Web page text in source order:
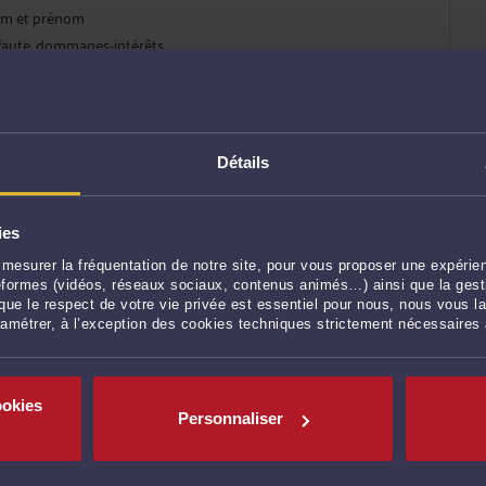
Détails
la fréquentation de notre site, pour vous proposer une
(vidéos, réseaux sociaux, contenus animés…) ainsi que la
le respect de votre vie privée est essentiel pour nous, nous vous
à l’exception des cookies techniques strictement nécessaires
Personnaliser
et prénom
dommages-intérêts
compensatoire
conciliation
d’aliéner
de copropriété
administratifs
loyer, renouvellement…
et déclaration de travaux
et réparation
expulsion, congé …
droit au bail